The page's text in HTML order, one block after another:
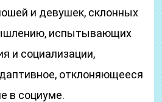
и девушек, склонных
испытывающих
и социализации,
отклоняющееся
в социуме.